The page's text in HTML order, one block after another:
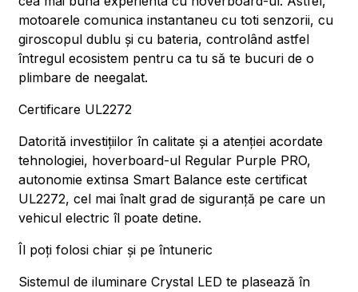
motoarele comunica instantaneu cu toti senzorii, cu
giroscopul dublu și cu bateria, controlând astfel
întregul ecosistem pentru ca tu să te bucuri de o
plimbare de neegalat.
Certificare UL2272
Datorită investițiilor în calitate și a atenției acordate
tehnologiei, hoverboard-ul Regular Purple PRO,
autonomie extinsa Smart Balance este certificat
UL2272, cel mai înalt grad de siguranță pe care un
vehicul electric îl poate detine.
Îl poți folosi chiar și pe întuneric
Sistemul de iluminare Crystal LED te plasează în